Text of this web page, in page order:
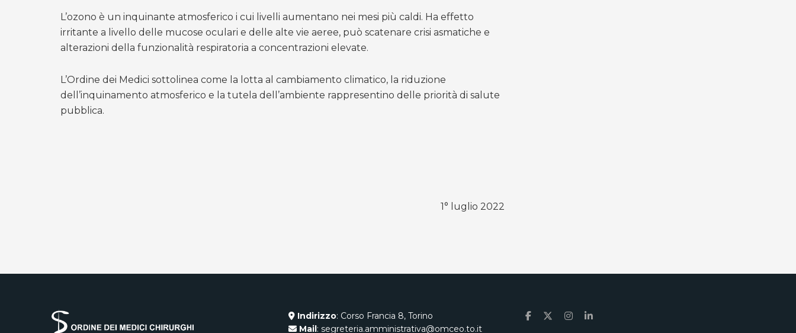
L’ozono è un inquinante atmosferico i cui livelli aumentano nei mesi più caldi. Ha effetto
irritante a livello delle mucose oculari e delle alte vie aeree, può scatenare crisi asmatiche e
alterazioni della funzionalità respiratoria a concentrazioni elevate.
L’Ordine dei Medici sottolinea come la lotta al cambiamento climatico, la riduzione
dell’inquinamento atmosferico e la tutela dell’ambiente rappresentino delle priorità di salute
pubblica.
1° luglio 2022
Indirizzo: Corso Francia 8, Torino
Mail : segreteria.amministrativa@omceo.to.it